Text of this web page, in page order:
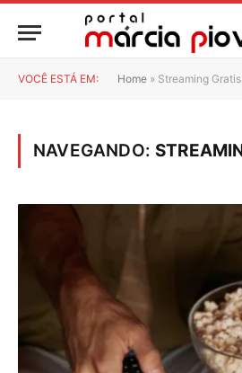
VOCÊ ESTÁ EM: Home » Streaming Gratis
NAVEGANDO: